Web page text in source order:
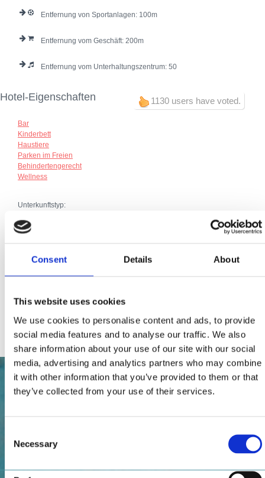
Consent Details About
This website uses cookies
We use cookies to personalise content and ads, to provide
social media features and to analyse our traffic. We also
share information about your use of our site with our social
media, advertising and analytics partners who may combine
it with other information that you’ve provided to them or that
they’ve collected from your use of their services.
Selection
Necessary
Entfernung von Sportanlagen: 100
Entfernung vom Geschäft: 200
Entfernung vom Unterhaltungszentrum: 50
1130 users have voted.
Hotel-Eigenschaften
Bar
Kinderbett
Haustiere
Parken im Freien
Behindertengerecht
Wellness
Unterkunftstyp:
Hotel
Klima
Internetanschluss